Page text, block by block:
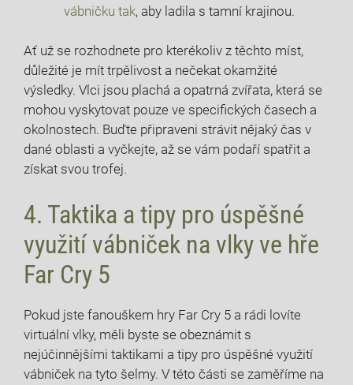
vábničku tak, aby ladila s tamní krajinou.
Ať už se rozhodnete pro kterékoliv z těchto míst,
důležité je mít trpělivost a nečekat okamžité
výsledky. Vlci jsou plachá a opatrná zvířata, která se
mohou vyskytovat pouze ve specifických časech a
okolnostech. Buďte připraveni strávit nějaký čas v
dané oblasti a vyčkejte, až se vám podaří spatřit a
získat svou trofej.
4. Taktika a tipy pro úspěšné
využití vábniček na vlky ve hře
Far Cry 5
Pokud jste fanouškem hry Far Cry 5 a rádi lovíte
virtuální vlky, měli byste se obeznámit s
nejúčinnějšími taktikami a tipy pro úspěšné využití
vábniček na tyto šelmy. V této části se zaměříme na